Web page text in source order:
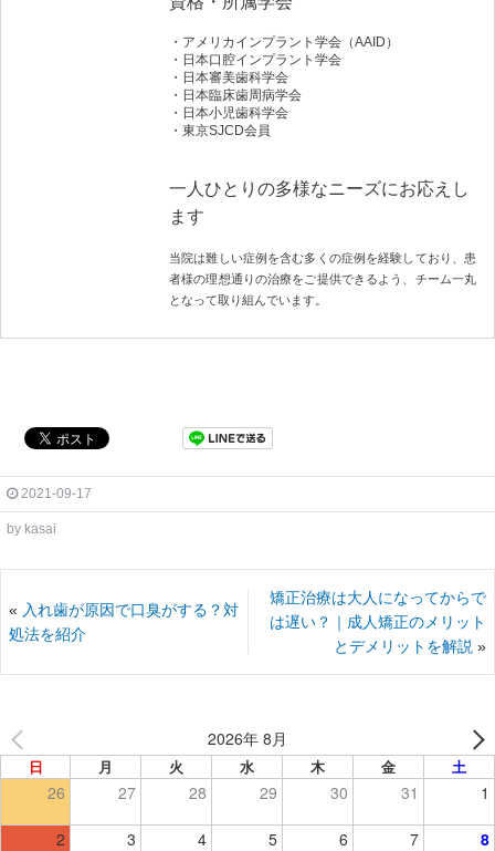
アメリカインプラント学会（AAID）
日本口腔インプラント学会
日本審美歯科学会
日本臨床歯周病学会
日本小児歯科学会
東京SJCD会員
一人ひとりの多様なニーズにお応えし
ます
当院は難しい症例を含む多くの症例を経験しており、患
者様の理想通りの治療をご提供できるよう、チーム一丸
となって取り組んでいます。
2021-09-17
by kasai
« 入れ歯が原因で口臭がする？対
処法を紹介
矯正治療は大人になってからで
は遅い？｜成人矯正のメリット
とデメリットを解説 »
2026年 8月
日 月 火 水 木 金 土
26 27 28 29 30 31 1
2 3 4 5 6 7 8